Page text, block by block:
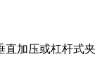
直加压或杠杆式夹